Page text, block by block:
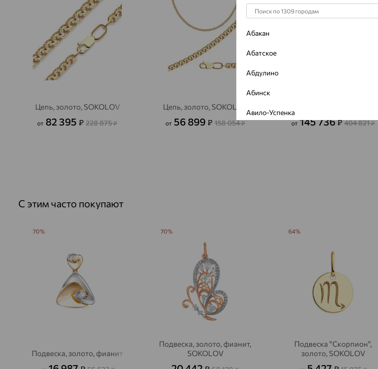
Цепь, золото, SOKOLOV
от 82 395 ₽ 228 875₽
Цепь, золото, SOKOLOV
от 56 899 ₽ 158 054₽ от 145 736₽ 404 821₽
С этим часто покупают
Подвеска, золото, фианит
70%
Подвеска, золото, фианит,
SOKOLOV
70%
Подвеска "Скорпион",
золото, SOKOLOV
64%
Абакан
Абатское
Абдулино
Абинск
Авило-Успенка
Алагир